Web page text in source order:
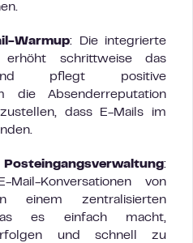
Warmup: Die integrierte
erhöht schrittweise das
und pflegt positive
die Absenderreputation
dass E-Mails im
:
Konversationen von
einem zentralisierten
es einfach macht,
und schnell zu